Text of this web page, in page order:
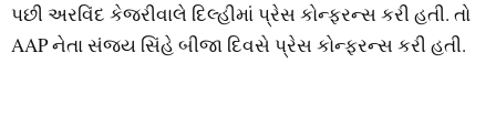
પછી અરવિંદ કેજરીવાલે દિલ્હીમાં પ્રેસ કોન્ફરન્સ કરી હતી. તો
AAP નેતા સંજય સિંહે બીજા દિવસે પ્રેસ કોન્ફરન્સ કરી હતી.